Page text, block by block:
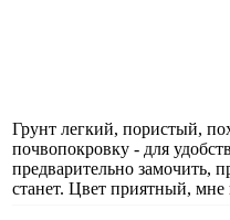
Грунт легкий, пористый,
почвопокровку - для
предварительно замочить,
станет. Цвет приятный, мне